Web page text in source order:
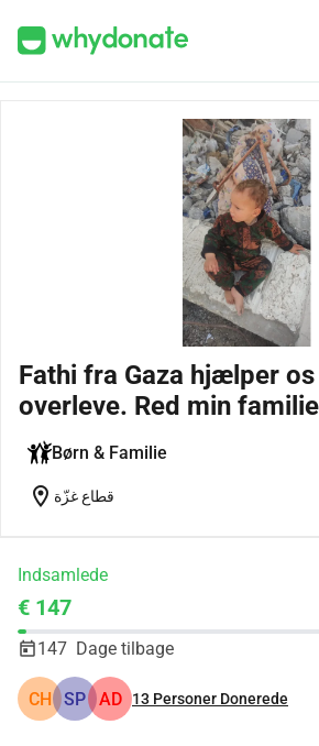
Fathi fra Gaza hjælper
overleve. Red min
Børn & Familie
location_on قطاع غزّة
Indsamlede
€ 147
147 Dage tilbage
CH SP AD 13 Personer Donerede